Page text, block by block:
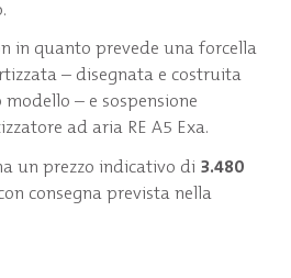
in quanto prevede una forcella
– disegnata e costruita
– e sospensione
ad aria RE A5 Exa.
un prezzo indicativo di 3.480
consegna prevista nella